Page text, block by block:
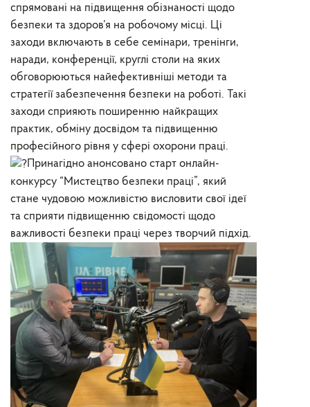
спрямовані на підвищення обізнаності щодо
безпеки та здоров’я на робочому місці. Ці
заходи включають в себе семінари, тренінги,
наради, конференції, круглі столи на яких
обговорюються найефективніші методи та
стратегії забезпечення безпеки на роботі. Такі
заходи сприяють поширенню найкращих
практик, обміну досвідом та підвищенню
професійного рівня у сфері охорони праці.
Принагідно анонсовано старт онлайн-
конкурсу “Мистецтво безпеки праці”, який
стане чудовою можливістю висловити свої ідеї
та сприяти підвищенню свідомості щодо
важливості безпеки праці через творчий підхід.